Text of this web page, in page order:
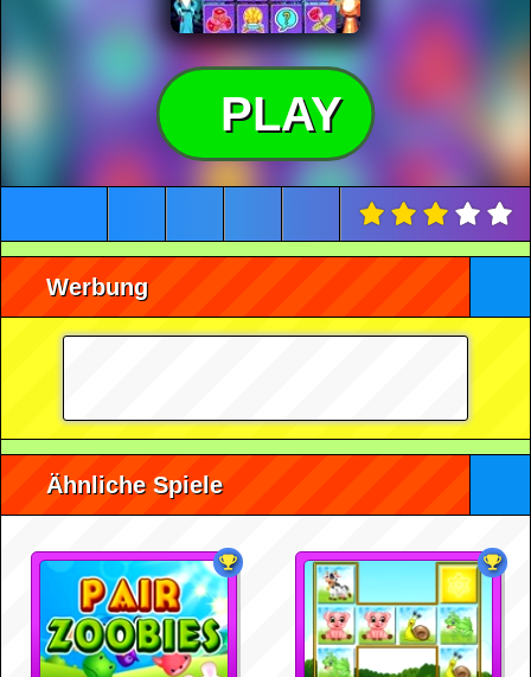
PLAY
Werbung
Ähnliche Spiele